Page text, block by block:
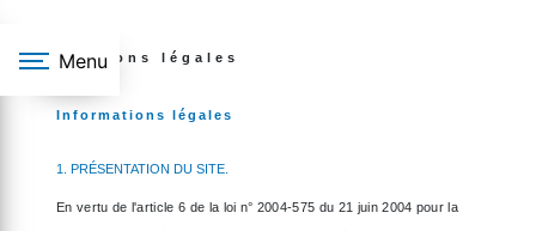
Menu
Mentions légales
Informations légales
1. PRÉSENTATION DU SITE.
En vertu de l'article 6 de la loi n° 2004-575 du 21 juin 2004 pour la